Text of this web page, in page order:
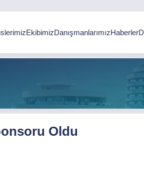
EkibimizDanışmanlarımızHaberler
Oldu